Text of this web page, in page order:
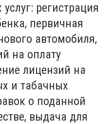
регистрация
первичная
автомобиля,
на оплату
лицензий на
и табачных
о поданной
выдача для